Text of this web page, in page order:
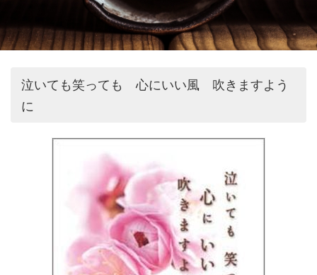
泣いても笑っても 心にいい風 吹きますよう
に